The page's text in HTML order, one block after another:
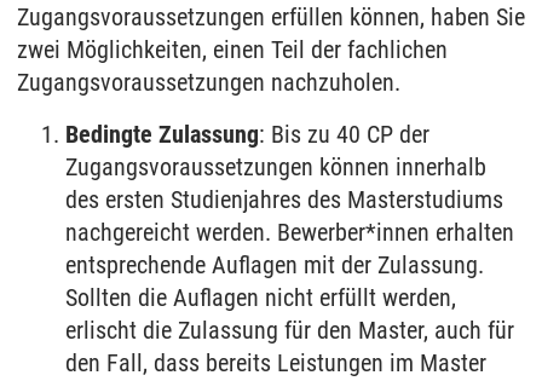
Zugangsvoraussetzungen erfüllen können, haben Sie
zwei Möglichkeiten, einen Teil der fachlichen
Zugangsvoraussetzungen nachzuholen.
Bedingte Zulassung: Bis zu 40 CP der
Zugangsvoraussetzungen können innerhalb
des ersten Studienjahres des Masterstudiums
nachgereicht werden. Bewerber*innen erhalten
entsprechende Auflagen mit der Zulassung.
Sollten die Auflagen nicht erfüllt werden,
erlischt die Zulassung für den Master, auch für
den Fall, dass bereits Leistungen im Master